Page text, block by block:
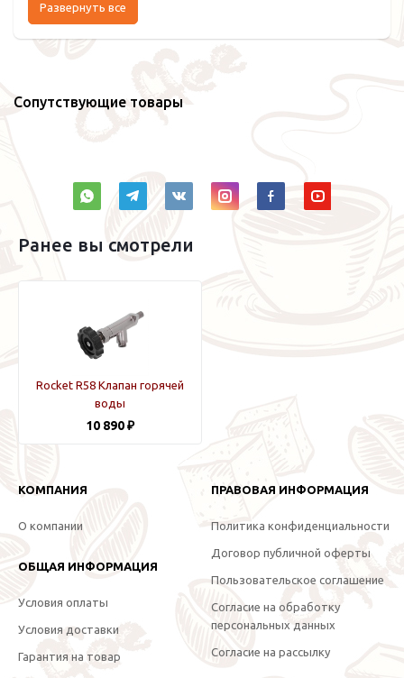
Развернуть все
Сопутствующие товары
Ранее вы смотрели
Rocket R58 Клапан горячей
воды
10 890 ₽
КОМПАНИЯ
О компании
ОБЩАЯ ИНФОРМАЦИЯ
Условия оплаты
Условия доставки
Гарантия на товар
ПРАВОВАЯ ИНФОРМАЦИЯ
Политика конфиденциальности
Договор публичной оферты
Пользовательское соглашение
Согласие на обработку
персональных данных
Согласие на рассылку